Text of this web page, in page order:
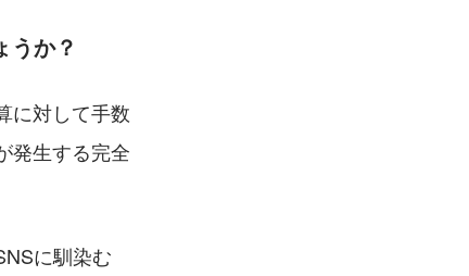
か？
に対して手数
発生する完全
に馴染む